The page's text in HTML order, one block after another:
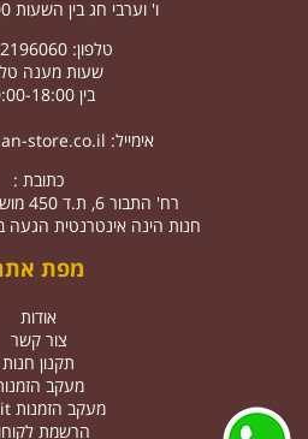
ו' וערבי חג בין השעות 09:00-12:00
טלפון: 054-2196060
שעות מענה
בין 10:00-18:00
אימייל: store.co.il
כתובת :
רח' התבור 6, ת.ד 450 מושב שער אפריים.
חנות הינה אינטרנטית
מפת
אודות
צור קשר
תקנון חנות
מעקב
מעקב הזמנות Boxit
הרשמת